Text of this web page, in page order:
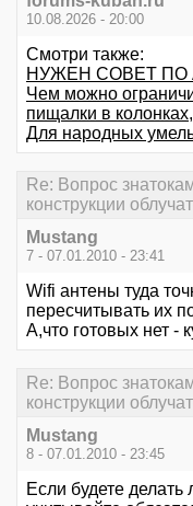
10.08.2026 - 20:00
Смотри также:
НУЖЕН СОВЕТ ПО
Чем можно
пищалки в
Для народных
Re: Вопрос
конструкции
Mustang
7 - 07.01.2010 - 23:41
Wifi антены туда
пересчитывать их
А,что готовых нет -
Re: Вопрос
конструкции
Mustang
8 - 07.01.2010 - 23:45
Если будете делать